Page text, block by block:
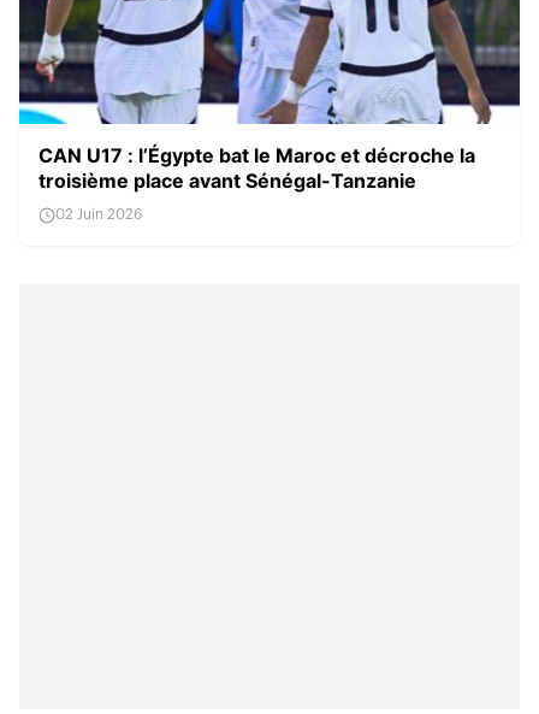
CAN U17 : l’Égypte bat le Maroc et décroche la
troisième place avant Sénégal-Tanzanie
02 Juin 2026